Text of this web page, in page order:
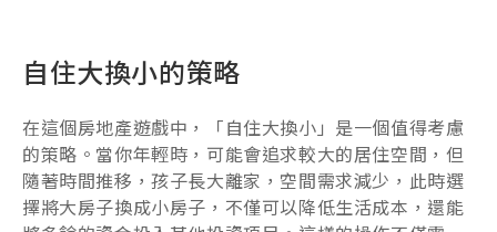
自住大換小的策略
在這個房地產遊戲中，「自住大換小」是一個值得考慮
的策略。當你年輕時，可能會追求較大的居住空間，但
隨著時間推移，孩子長大離家，空間需求減少，此時選
擇將大房子換成小房子，不僅可以降低生活成本，還能